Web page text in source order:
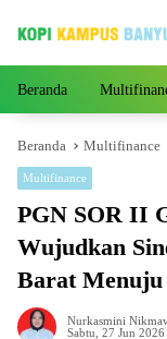
Beranda
Beranda Multifinance
Multifinance
PGN SOR II
Wujudkan
Barat
Nurkasmini
Sabtu, 27 Jun